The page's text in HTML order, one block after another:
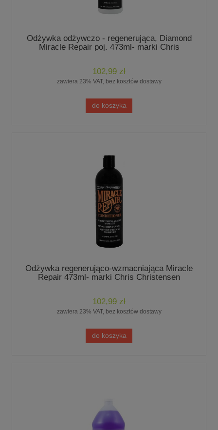
Odżywka odżywczo - regenerująca, Diamond
Miracle Repair poj. 473ml- marki Chris
102,99 zł
zawiera 23% VAT, bez kosztów dostawy
do koszyka
Odżywka regenerująco-wzmacniająca Miracle
Repair 473ml- marki Chris Christensen
102,99 zł
zawiera 23% VAT, bez kosztów dostawy
do koszyka